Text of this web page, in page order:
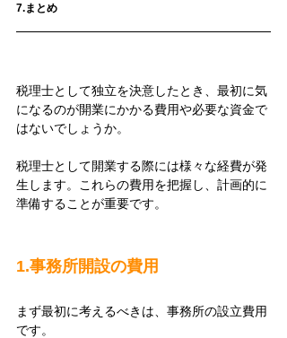
7.まとめ
税理士として独立を決意したとき、最初に気
になるのが開業にかかる費用や必要な資金で
はないでしょうか。
税理士として開業する際には様々な経費が発
生します。これらの費用を把握し、計画的に
準備することが重要です。
1.事務所開設の費用
まず最初に考えるべきは、事務所の設立費用
です。